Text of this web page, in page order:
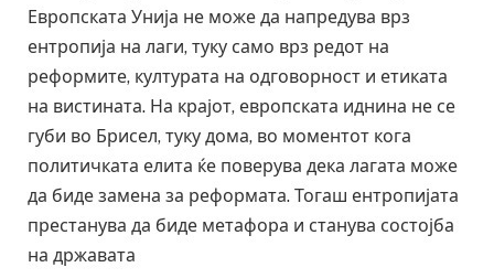
Европската Унија не може да напредува врз
ентропија на лаги, туку само врз редот на
реформите, културата на одговорност и етиката
на вистината. На крајот, европската иднина не се
губи во Брисел, туку дома, во моментот кога
политичката елита ќе поверува дека лагата може
да биде замена за реформата. Тогаш ентропијата
престанува да биде метафора и станува состојба
на државата